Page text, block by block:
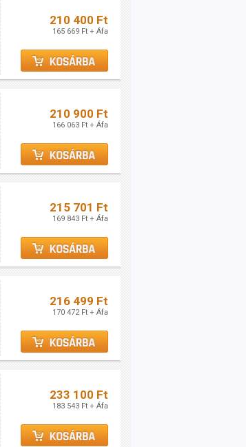
210 400 Ft
165 669 Ft + Áfa
210 900 Ft
166 063 Ft + Áfa
215 701 Ft
169 843 Ft + Áfa
216 499 Ft
170 472 Ft + Áfa
233 100 Ft
183 543 Ft + Áfa